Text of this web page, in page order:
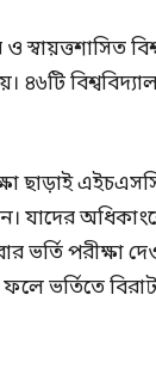
স্বায়ত্তশাসিত
৪৬টি
ছাড়াই
যাদের
ভর্তি
ভর্তিতে